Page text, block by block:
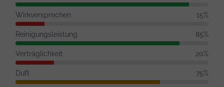
Wirkversprechen 15%
Reinigungsleistung 85%
Verträglichkeit 20%
Duft 75%